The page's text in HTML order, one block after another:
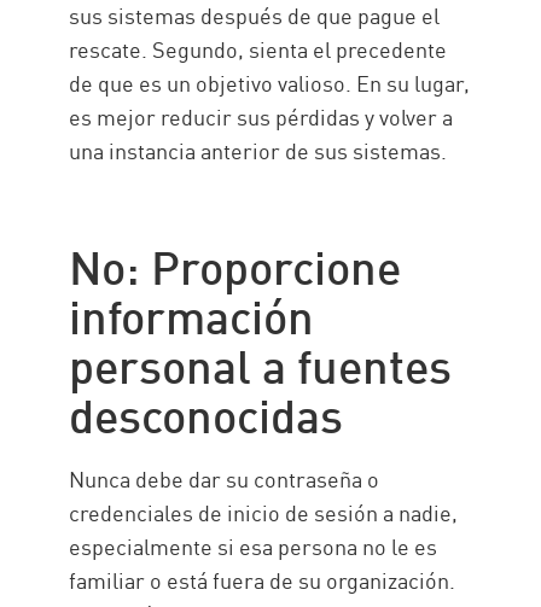
sus sistemas después de que pague el
rescate. Segundo, sienta el precedente
de que es un objetivo valioso. En su lugar,
es mejor reducir sus pérdidas y volver a
una instancia anterior de sus sistemas.
No: Proporcione
información
personal a fuentes
desconocidas
Nunca debe dar su contraseña o
credenciales de inicio de sesión a nadie,
especialmente si esa persona no le es
familiar o está fuera de su organización.